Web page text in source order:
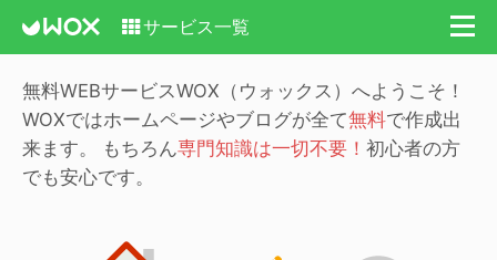
サービス一覧
無料WEBサービスWOX（ウォックス）へようこそ！
WOXではホームページやブログが全て無料で作成出
来ます。
もちろん専門知識は一切不要！ 初心者の方
でも安心です。